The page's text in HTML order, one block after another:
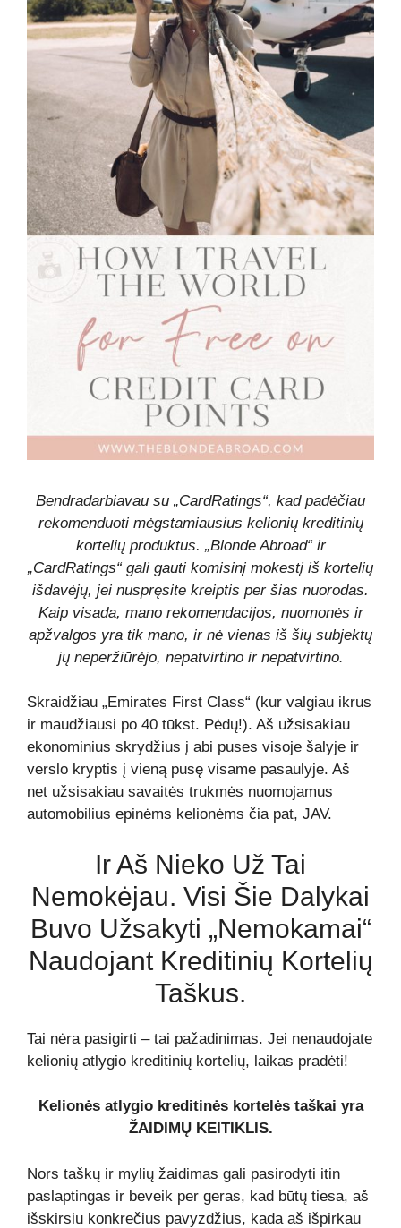
Bendradarbiavau su „CardRatings“, kad padėčiau
rekomenduoti mėgstamiausius kelionių kreditinių
kortelių produktus. „Blonde Abroad“ ir
„CardRatings“ gali gauti komisinį mokestį iš kortelių
išdavėjų, jei nuspręsite kreiptis per šias nuorodas.
Kaip visada, mano rekomendacijos, nuomonės ir
apžvalgos yra tik mano, ir nė vienas iš šių subjektų
jų neperžiūrėjo, nepatvirtino ir nepatvirtino.
Skraidžiau „Emirates First Class“ (kur valgiau ikrus
ir maudžiausi po 40 tūkst. Pėdų!). Aš užsisakiau
ekonominius skrydžius į abi puses visoje šalyje ir
verslo kryptis į vieną pusę visame pasaulyje. Aš
net užsisakiau savaitės trukmės nuomojamus
automobilius epinėms kelionėms čia pat, JAV.
Ir Aš Nieko Už Tai
Nemokėjau. Visi Šie Dalykai
Buvo Užsakyti „nemokamai“
Naudojant Kreditinių Kortelių
Taškus.
Tai nėra pasigirti – tai pažadinimas. Jei nenaudojate
kelionių atlygio kreditinių kortelių, laikas pradėti!
Kelionės atlygio kreditinės kortelės taškai yra
ŽAIDIMŲ KEITIKLIS.
Nors taškų ir mylių žaidimas gali pasirodyti itin
paslaptingas ir beveik per geras, kad būtų tiesa, aš
išskirsiu konkrečius pavyzdžius, kada aš išpirkau